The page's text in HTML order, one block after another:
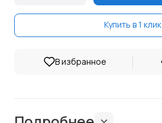
Купить в 1 клик
В избранное |